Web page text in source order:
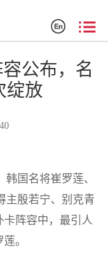
公布，名
绽放
国名将崔罗莲、
主殷若宁、别克青
阵容中，最引人
。